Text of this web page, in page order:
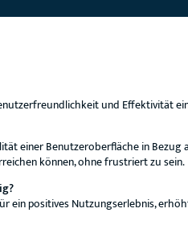
und Effektivität
einer Benutzeroberfläche in
können, ohne frustriert zu sein.
ein positives Nutzungserlebnis,